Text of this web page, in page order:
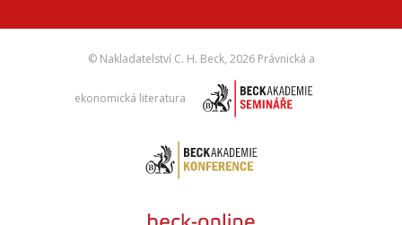
© Nakladatelství C. H. Beck, 2026 Právnická a
ekonomická literatura